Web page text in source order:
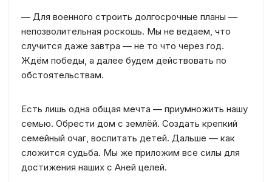
— Для военного строить долгосрочные планы —
непозволительная роскошь. Мы не ведаем, что
случится даже завтра — не то что через год.
Ждём победы, а далее будем действовать по
обстоятельствам.
Есть лишь одна общая мечта — приумножить нашу
семью. Обрести дом с землёй. Создать крепкий
семейный очаг, воспитать детей. Дальше — как
сложится судьба. Мы же приложим все силы для
достижения наших с Аней целей.